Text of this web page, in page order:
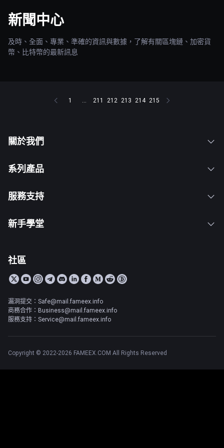
新聞中心
及時、全面、專業、準確的資訊與數據，了解有關區塊鏈、加密貨
幣、比特幣的最新訊息
1 ... 211 212 213 214 215
關於我們
系列產品
服務支持
新手學堂
社區
漏洞提交：Safe@mail.fameex.info
商務合作：Business@mail.fameex.info
服務支持：Service@mail.fameex.info
Copyright © 2022-2026 FAMEEX.COM All Rights Reserved